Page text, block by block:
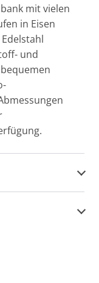
mit vielen
in Eisen
und